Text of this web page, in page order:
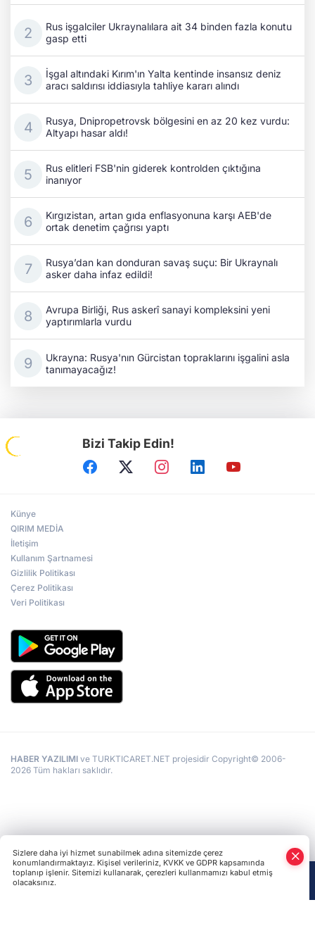
Rus işgalciler Ukraynalılara ait 34 binden fazla konutu
gasp etti
İşgal altındaki Kırım'ın Yalta kentinde insansız deniz
aracı saldırısı iddiasıyla tahliye kararı alındı
Rusya, Dnipropetrovsk bölgesini en az 20 kez vurdu:
Altyapı hasar aldı!
Rus elitleri FSB'nin giderek kontrolden çıktığına
inanıyor
Kırgızistan, artan gıda enflasyonuna karşı AEB'de
ortak denetim çağrısı yaptı
Rusya’dan kan donduran savaş suçu: Bir Ukraynalı
asker daha infaz edildi!
Avrupa Birliği, Rus askerî sanayi kompleksini yeni
yaptırımlarla vurdu
Ukrayna: Rusya'nın Gürcistan topraklarını işgalini asla
tanımayacağız!
Bizi Takip Edin!
Künye
QIRIM MEDİA
İletişim
Kullanım Şartnamesi
Gizlilik Politikası
Çerez Politikası
Veri Politikası
HABER YAZILIMI ve TURKTICARET.NET projesidir Copyright© 2006-
2026 Tüm hakları saklıdır.
Sizlere daha iyi hizmet sunabilmek adına sitemizde çerez
konumlandırmaktayız. Kişisel verileriniz, KVKK ve GDPR kapsamında
toplanıp işlenir. Sitemizi kullanarak, çerezleri kullanmamızı kabul etmiş
olacaksınız.